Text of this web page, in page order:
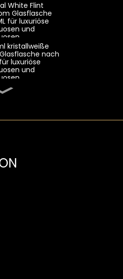
White Flint
Glasflasche
für luxuriöse
und
kristallweiße
nach
luxuriöse
und
700-ml-